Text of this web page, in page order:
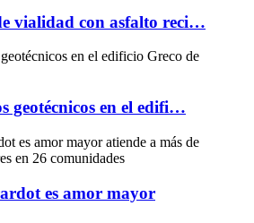
vialidad con asfalto reci…
geotécnicos en el edifi…
es amor mayor